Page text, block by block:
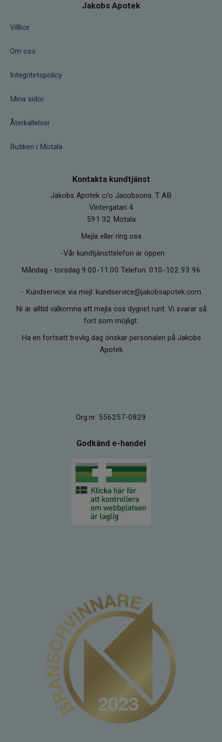
Jakobs Apotek
Villkor
Om oss
Integritetspolicy
Mina sidor
Återkallelser
Butiken i Motala
Kontakta kundtjänst
Jakobs Apotek c/o Jacobsons. T AB
Vintergatan 4
591 32 Motala
Mejla eller ring oss
-Vår kundtjänsttelefon är öppen:
Måndag - torsdag 9.00-11.00 Telefon: 010-102 93 96
- Kundservice via mejl: kundservice@jakobsapotek.com
Ni är alltid välkomna att mejla oss dygnet runt. Vi svarar så
fort som möjligt.
Ha en fortsatt trevlig dag önskar personalen på Jakobs
Apotek
Org.nr: 556257-0829
Godkänd e-handel